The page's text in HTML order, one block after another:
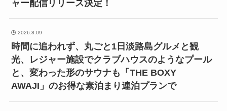
ャー配信リリース決定！
2026.8.09
時間に追われず、丸ごと1日淡路島グルメと観
光、レジャー施設でクラブハウスのようなプール
と、変わった形のサウナも「THE BOXY
AWAJI」のお得な素泊まり連泊プランで